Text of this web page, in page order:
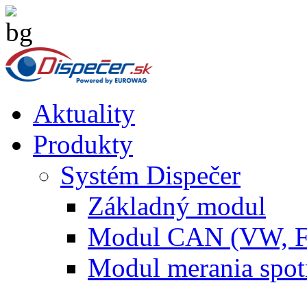
Aktuality
Produkty
Systém Dispečer
Základný modul
Modul CAN (VW,
Modul merania